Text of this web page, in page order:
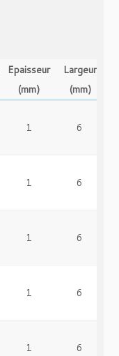
Epaisseur
(mm)
Largeur
(mm)
1 6
1 6
1 6
1 6
1 6